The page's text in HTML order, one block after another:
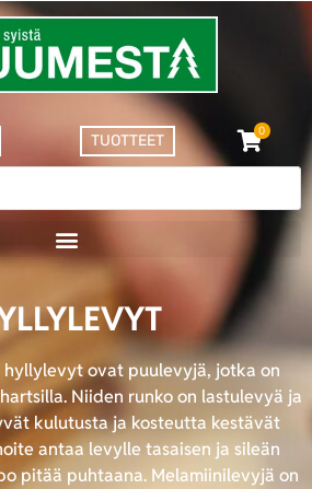
TUOTTEET
0
ovat puulevyjä, jotka on
Niiden runko on lastulevyä ja
kulutusta ja kosteutta kestävät
antaa levylle tasaisen ja sileän
pitää puhtaana. Melamiinilevyjä on